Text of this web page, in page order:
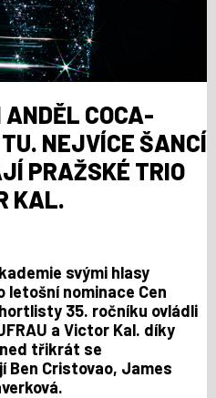
COCA-
NEJVÍCE ŠANCÍ
PRAŽSKÉ TRIO
KAL.
svými hlasy
letošní nominace Cen
35. ročníku ovládli
a Victor Kal. díky
třikrát se
Ben Cristovao, James